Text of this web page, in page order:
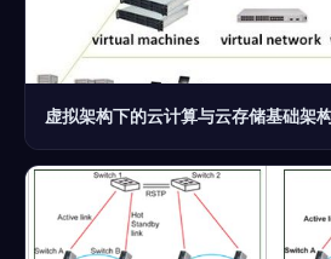
虚拟架构下的云计算与云存储基础架